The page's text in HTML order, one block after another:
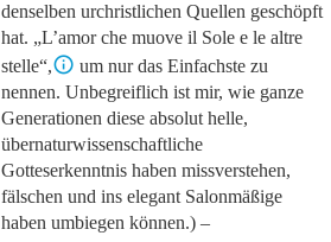
denselben urchristlichen Quellen geschöpft
hat. „L’amor che muove il Sole e le altre
stelle“,
um nur das Einfachste zu
nennen. Unbegreiflich ist mir, wie ganze
Generationen diese absolut helle,
übernaturwissenschaftliche
Gotteserkenntnis haben missverstehen,
fälschen und ins elegant Salonmäßige
haben umbiegen können.) –